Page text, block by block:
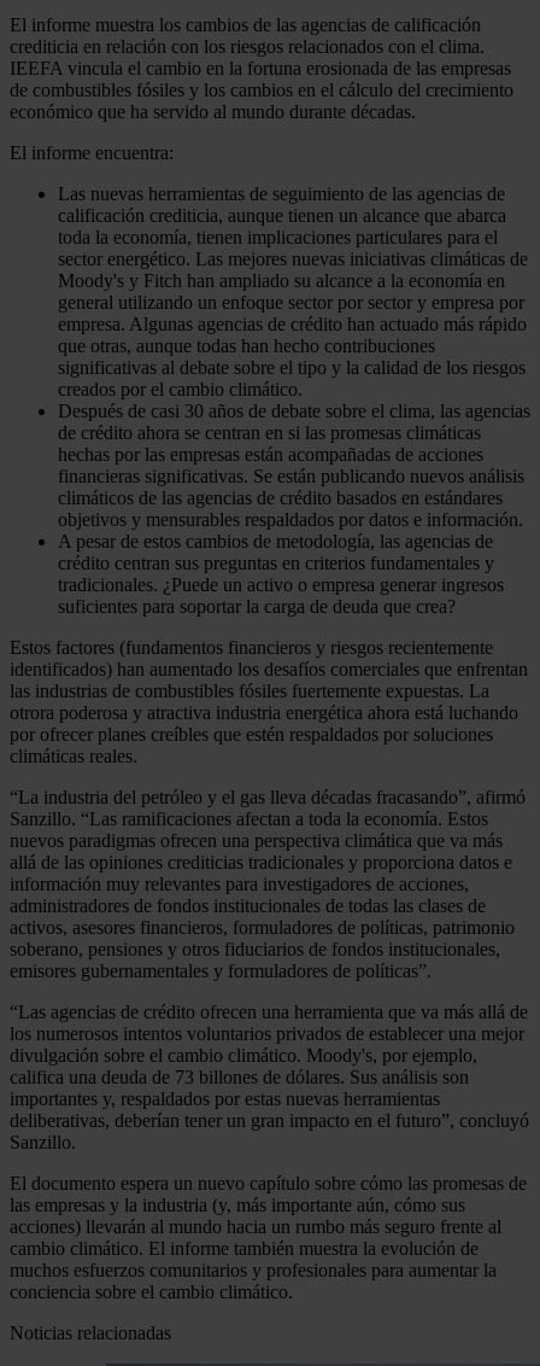
El informe muestra los cambios de las agencias de calificación
crediticia en relación con los riesgos relacionados con el clima.
IEEFA vincula el cambio en la fortuna erosionada de las empresas
de combustibles fósiles y los cambios en el cálculo del crecimiento
económico que ha servido al mundo durante décadas.
El informe encuentra:
Las nuevas herramientas de seguimiento de las agencias de
calificación crediticia, aunque tienen un alcance que abarca
toda la economía, tienen implicaciones particulares para el
sector energético. Las mejores nuevas iniciativas climáticas de
Moody's y Fitch han ampliado su alcance a la economía en
general utilizando un enfoque sector por sector y empresa por
empresa. Algunas agencias de crédito han actuado más rápido
que otras, aunque todas han hecho contribuciones
significativas al debate sobre el tipo y la calidad de los riesgos
creados por el cambio climático.
Después de casi 30 años de debate sobre el clima, las agencias
de crédito ahora se centran en si las promesas climáticas
hechas por las empresas están acompañadas de acciones
financieras significativas. Se están publicando nuevos análisis
climáticos de las agencias de crédito basados ​​en estándares
objetivos y mensurables respaldados por datos e información.
A pesar de estos cambios de metodología, las agencias de
crédito centran sus preguntas en criterios fundamentales y
tradicionales. ¿Puede un activo o empresa generar ingresos
suficientes para soportar la carga de deuda que crea?
Estos factores (fundamentos financieros y riesgos recientemente
identificados) han aumentado los desafíos comerciales que enfrentan
las industrias de combustibles fósiles fuertemente expuestas. La
otrora poderosa y atractiva industria energética ahora está luchando
por ofrecer planes creíbles que estén respaldados por soluciones
climáticas reales.
“La industria del petróleo y el gas lleva décadas fracasando”, afirmó
Sanzillo. “Las ramificaciones afectan a toda la economía. Estos
nuevos paradigmas ofrecen una perspectiva climática que va más
allá de las opiniones crediticias tradicionales y proporciona datos e
información muy relevantes para investigadores de acciones,
administradores de fondos institucionales de todas las clases de
activos, asesores financieros, formuladores de políticas, patrimonio
soberano, pensiones y otros fiduciarios de fondos institucionales,
emisores gubernamentales y formuladores de políticas”.
“Las agencias de crédito ofrecen una herramienta que va más allá de
los numerosos intentos voluntarios privados de establecer una mejor
divulgación sobre el cambio climático. Moody's, por ejemplo,
califica una deuda de 73 billones de dólares. Sus análisis son
importantes y, respaldados por estas nuevas herramientas
deliberativas, deberían tener un gran impacto en el futuro”, concluyó
Sanzillo.
El documento espera un nuevo capítulo sobre cómo las promesas de
las empresas y la industria (y, más importante aún, cómo sus
acciones) llevarán al mundo hacia un rumbo más seguro frente al
cambio climático. El informe también muestra la evolución de
muchos esfuerzos comunitarios y profesionales para aumentar la
conciencia sobre el cambio climático.
Noticias relacionadas